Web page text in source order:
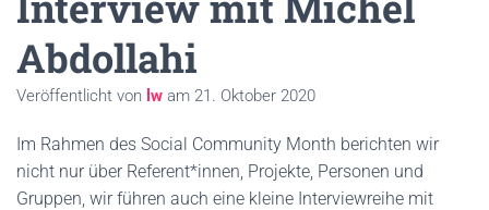
Abdollahi
Veröffentlicht von lw am 21. Oktober 2020
Im Rahmen des Social Community Month berichten wir
nicht nur über Referent*innen, Projekte, Personen und
Gruppen, wir führen auch eine kleine Interviewreihe mit